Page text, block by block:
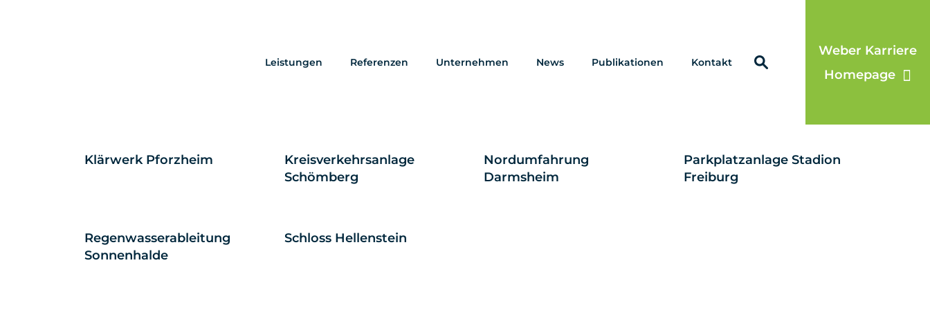
Leistungen Referenzen Unternehmen News Publikationen Kontakt
Weber Karriere
Homepage
BOSCH-
Kläranlage Karlsruhe Kläranlage Steinen
Klärwerk Pforzheim
Kreisverkehrsanlage
Schömberg
Nordumfahrung
Darmsheim
Parkplatzanlage Stadion
Freiburg
Regenwasserableitung
Sonnenhalde
Schloss Hellenstein